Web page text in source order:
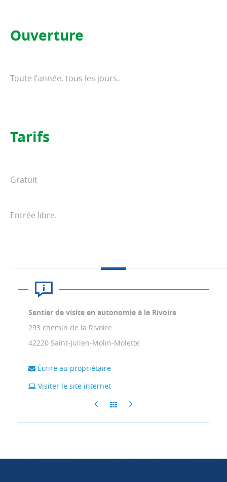
Sentier de visite en autonomie à la Rivoire
293 chemin de la Rivoire
42220 Saint-Julien-Molin-Molette
Écrire au propriétaire
Visiter le site internet
Ouverture
Toute l'année, tous les jours.
Tarifs
Gratuit
Entrée libre.